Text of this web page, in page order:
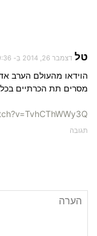
טל דצמבר 26, 2014 בְּ- 9:36 pm
הוידאו מהעולם הערב
מסרים תת הכרתיים
תגובה